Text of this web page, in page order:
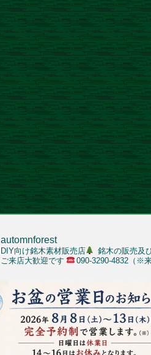
automnforest
DIY向け銘木素材販売店 銘木の販売及
ご来店大歓迎です
090-3290-4832（※